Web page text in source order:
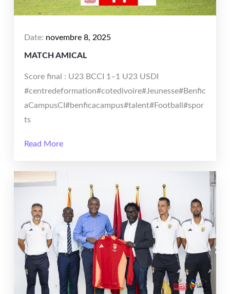
Date: novembre 8, 2025
MATCH AMICAL
Score final : U23 BCCI 1–1 U23 USDI
#centredeformation#cotedivoire#Jeunesse#Benfic
aCampusCI#benficacampus#talent#Football#spor
ts
Read More